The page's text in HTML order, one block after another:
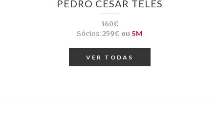
PEDRO CÉSAR TELES
360€
Sócios:259€ ou 5M
VER TODAS